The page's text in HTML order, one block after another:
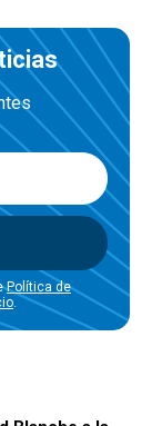
Política de
.